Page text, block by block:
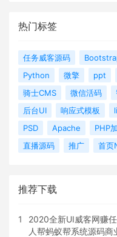
热门标签
任务威客源码
Python
微擎 ppt
骑士CMS
微信活码
后台UI
响应式模板
PSD
Apache PHP
直播源码
推广 首页
推荐下载
1
2020全新UI威客网赚
人帮蚂蚁帮系统源码商